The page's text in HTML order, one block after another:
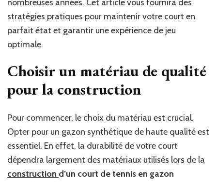
synthétique
à
Tropez
nombreuses années. Cet article vous fournira des
stratégies pratiques pour maintenir votre court en
parfait état et garantir une expérience de jeu
optimale.
Choisir un matériau de qualité
pour la construction
Pour commencer, le choix du matériau est crucial.
Opter pour un gazon synthétique de haute qualité est
essentiel. En effet, la durabilité de votre court
dépendra largement des matériaux utilisés lors de la
construction d’un court de tennis en gazon